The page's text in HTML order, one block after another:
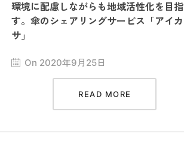
環境に配慮しながらも地域活性化を目指
す。傘のシェアリングサービス「アイカ
サ」
On 2020年9月25日
READ MORE